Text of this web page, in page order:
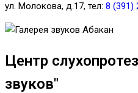
ул. Молокова, д.17, тел: 8 (391)
Центр
звуков"